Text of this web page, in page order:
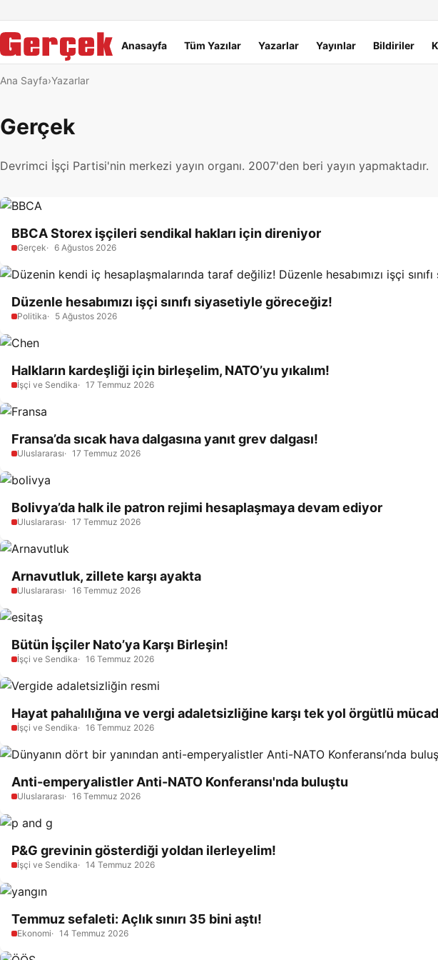
Ana menü
Anasayfa Tüm Yazılar Yazarlar Yayınlar Bildiriler
Ana Sayfa Yazarlar
Gerçek
Devrimci İşçi Partisi'nin merkezi yayın organı. 2007'den beri yayın yapmaktadır.
BBCA Storex işçileri sendikal hakları için direniyor
Gerçek 6 Ağustos 2026
Düzenle hesabımızı işçi sınıfı siyasetiyle göreceğiz!
Politika 5 Ağustos 2026
Halkların kardeşliği için birleşelim, NATO’yu yıkalım!
İşçi ve Sendika 17 Temmuz 2026
Fransa’da sıcak hava dalgasına yanıt grev dalgası!
Uluslararası 17 Temmuz 2026
Bolivya’da halk ile patron rejimi hesaplaşmaya devam ediyor
Uluslararası 17 Temmuz 2026
Arnavutluk, zillete karşı ayakta
Uluslararası 16 Temmuz 2026
Bütün İşçiler Nato’ya Karşı Birleşin!
İşçi ve Sendika 16 Temmuz 2026
Hayat pahalılığına ve vergi adaletsizliğine karşı tek yol örgütlü
İşçi ve Sendika 16 Temmuz 2026
Anti-emperyalistler Anti-NATO Konferansı'nda buluştu
Uluslararası 16 Temmuz 2026
P&G grevinin gösterdiği yoldan ilerleyelim!
İşçi ve Sendika 14 Temmuz 2026
Temmuz sefaleti: Açlık sınırı 35 bini aştı!
Ekonomi 14 Temmuz 2026